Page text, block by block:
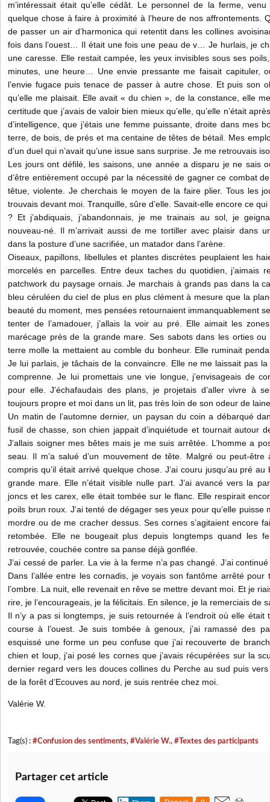
m’intéressait était qu’elle cédât. Le personnel de la ferme,
quelque chose à faire à proximité à l’heure de nos affrontements.
de passer un air d’harmonica qui retentit dans les collines
fois dans l’ouest… Il était une fois une peau de v… Je hurlais, je
une caresse. Elle restait campée, les yeux invisibles sous ses
minutes, une heure… Une envie pressante me faisait capituler,
l’envie fugace puis tenace de passer à autre chose. Et puis son
qu’elle me plaisait. Elle avait « du chien », de la constance, elle
certitude que j’avais de valoir bien mieux qu’elle, qu’elle n’était
d’intelligence, que j’étais une femme puissante, droite dans mes
terre, de bois, de prés et ma centaine de têtes de bétail. Mes
d’un duel qui n’avait qu’une issue sans surprise. Je me retrouvais
Les jours ont défilé, les saisons, une année a disparu je ne sais
d’être entièrement occupé par la nécessité de gagner ce combat
têtue, violente. Je cherchais le moyen de la faire plier. Tous les
trouvais devant moi. Tranquille, sûre d’elle. Savait-elle encore ce
? Et j’abdiquais, j’abandonnais, je me trainais au sol, je
nouveau-né. Il m’arrivait aussi de me tortiller avec plaisir dans
dans la posture d’une sacrifiée, un matador dans l’arène.
Oiseaux, papillons, libellules et plantes discrètes peuplaient les
morcelés en parcelles. Entre deux taches du quotidien, j’aimais
patchwork du paysage ornais. Je marchais à grands pas dans la
bleu céruléen du ciel de plus en plus clément à mesure que la
beauté du moment, mes pensées retournaient immanquablement
tenter de l’amadouer, j’allais la voir au pré. Elle aimait les
marécage près de la grande mare. Ses sabots dans les orties
terre molle la mettaient au comble du bonheur. Elle ruminait
Je lui parlais, je tâchais de la convaincre. Elle ne me laissait pas la
comprenne. Je lui promettais une vie longue, j’envisageais de
pour elle. J’échafaudais des plans, je projetais d’aller vivre à
toujours propre et moi dans un lit, pas très loin de son odeur de
Un matin de l’automne dernier, un paysan du coin a débarqué
fusil de chasse, son chien jappait d’inquiétude et tournait autour
J’allais soigner mes bêtes mais je me suis arrêtée. L’homme a
seau. Il m’a salué d’un mouvement de tête. Malgré ou peut-être
compris qu’il était arrivé quelque chose. J’ai couru jusqu’au pré
grande mare. Elle n’était visible nulle part. J’ai avancé vers la
joncs et les carex, elle était tombée sur le flanc. Elle respirait
poils brun roux. J’ai tenté de dégager ses yeux pour qu’elle puisse
mordre ou de me cracher dessus. Ses cornes s’agitaient encore
retombée. Elle ne bougeait plus depuis longtemps quand les
retrouvée, couchée contre sa panse déjà gonflée.
J’ai cessé de parler. La vie à la ferme n’a pas changé. J’ai
Dans l’allée entre les cornadis, je voyais son fantôme arrêté
l’ombre. La nuit, elle revenait en rêve se mettre devant moi. Et je
rire, je l’encourageais, je la félicitais. En silence, je la remerciais de
Il n’y a pas si longtemps, je suis retournée à l’endroit où elle était
course à l’ouest. Je suis tombée à genoux, j’ai ramassé des
esquissé une forme un peu confuse que j’ai recouverte de
chien et loup, j’ai posé les cornes que j’avais récupérées sur la
dernier regard vers les douces collines du Perche au sud puis
de la forêt d’Ecouves au nord, je suis rentrée chez moi.
Valérie W.
Tag(s) : #Confusion des sentiments, #Valérie W., #Textes des participants
Partager cet article